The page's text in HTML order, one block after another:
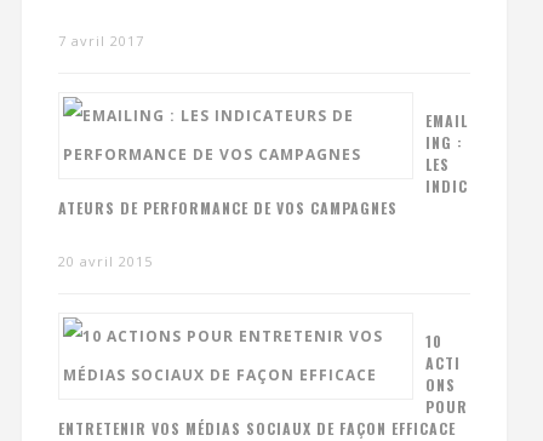
7 avril 2017
EMAIL
ING :
LES
INDIC
ATEURS DE PERFORMANCE DE VOS CAMPAGNES
20 avril 2015
10
ACTI
ONS
POUR
ENTRETENIR VOS MÉDIAS SOCIAUX DE FAÇON EFFICACE